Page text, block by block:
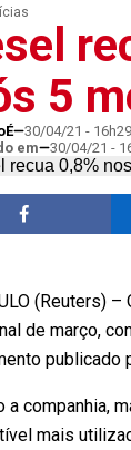
5
30/04/21 -
em
30/04/21 -
(Reuters)
de março,
publicado
a companhia,
mais